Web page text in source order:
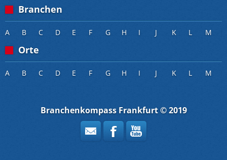
Branchen
A B C D E F G H I J K L M
Orte
A B C D E F G H I J K L M
Branchenkompass Frankfurt © 2019